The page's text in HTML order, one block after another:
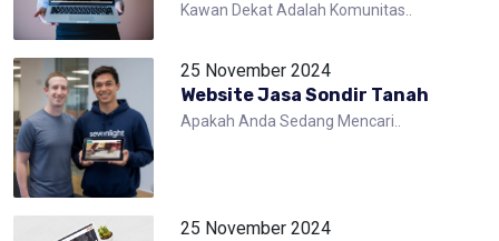
Kawan Dekat Adalah Komunitas..
25 November 2024
Website Jasa Sondir Tanah
Apakah Anda Sedang Mencari..
25 November 2024